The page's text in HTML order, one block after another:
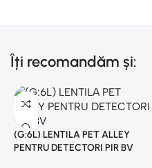
Îți recomandăm și:
(G:6L) LENTILA PET ALLEY
PENTRU DETECTORI PIR BV